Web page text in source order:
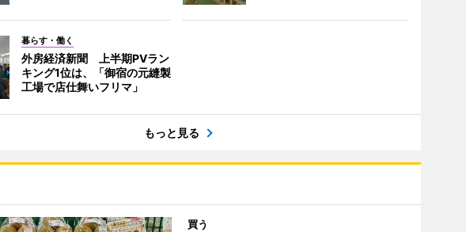
暮らす・働く
外房経済新聞 上半期PVラン
キング1位は、「御宿の元縫製
工場で店仕舞いフリマ」
もっと見る
買う